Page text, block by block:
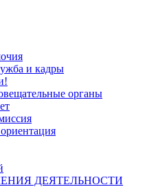
и кадры
органы
ДЕЯТЕЛЬНОСТИ